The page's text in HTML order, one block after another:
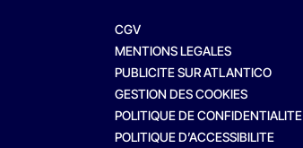
CGV
MENTIONS LEGALES
PUBLICITE SUR ATLANTICO
GESTION DES COOKIES
POLITIQUE DE CONFIDENTIALITE
POLITIQUE D’ACCESSIBILITE